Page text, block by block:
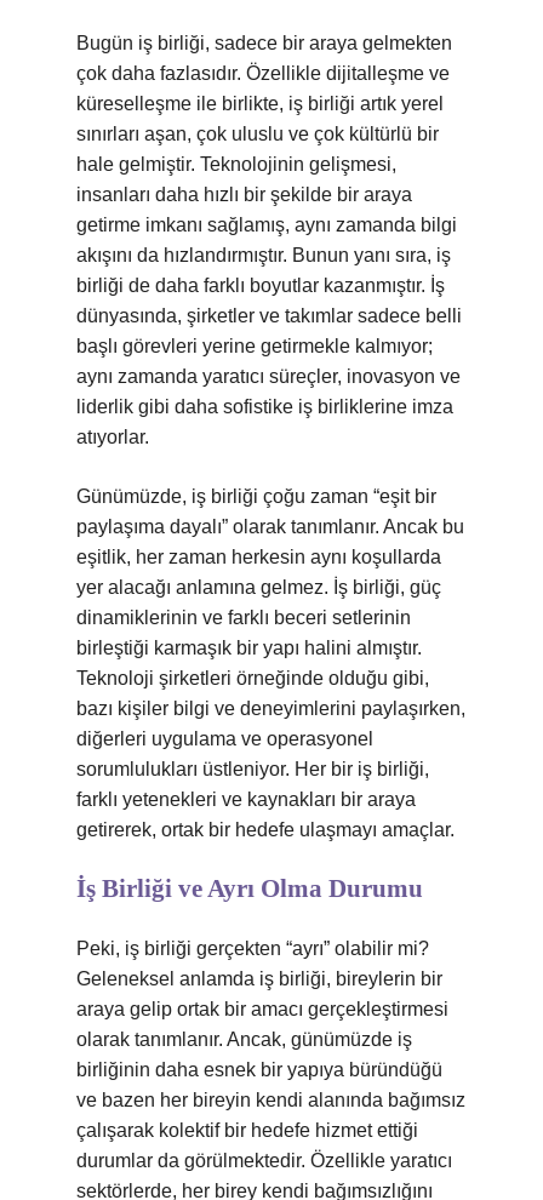
Bugün iş birliği, sadece bir araya gelmekten
çok daha fazlasıdır. Özellikle dijitalleşme ve
küreselleşme ile birlikte, iş birliği artık yerel
sınırları aşan, çok uluslu ve çok kültürlü bir
hale gelmiştir. Teknolojinin gelişmesi,
insanları daha hızlı bir şekilde bir araya
getirme imkanı sağlamış, aynı zamanda bilgi
akışını da hızlandırmıştır. Bunun yanı sıra, iş
birliği de daha farklı boyutlar kazanmıştır. İş
dünyasında, şirketler ve takımlar sadece belli
başlı görevleri yerine getirmekle kalmıyor;
aynı zamanda yaratıcı süreçler, inovasyon ve
liderlik gibi daha sofistike iş birliklerine imza
atıyorlar.
Günümüzde, iş birliği çoğu zaman “eşit bir
paylaşıma dayalı” olarak tanımlanır. Ancak bu
eşitlik, her zaman herkesin aynı koşullarda
yer alacağı anlamına gelmez. İş birliği, güç
dinamiklerinin ve farklı beceri setlerinin
birleştiği karmaşık bir yapı halini almıştır.
Teknoloji şirketleri örneğinde olduğu gibi,
bazı kişiler bilgi ve deneyimlerini paylaşırken,
diğerleri uygulama ve operasyonel
sorumlulukları üstleniyor. Her bir iş birliği,
farklı yetenekleri ve kaynakları bir araya
getirerek, ortak bir hedefe ulaşmayı amaçlar.
İş Birliği ve Ayrı Olma Durumu
Peki, iş birliği gerçekten “ayrı” olabilir mi?
Geleneksel anlamda iş birliği, bireylerin bir
araya gelip ortak bir amacı gerçekleştirmesi
olarak tanımlanır. Ancak, günümüzde iş
birliğinin daha esnek bir yapıya büründüğü
ve bazen her bireyin kendi alanında bağımsız
çalışarak kolektif bir hedefe hizmet ettiği
durumlar da görülmektedir. Özellikle yaratıcı
sektörlerde, her birey kendi bağımsızlığını